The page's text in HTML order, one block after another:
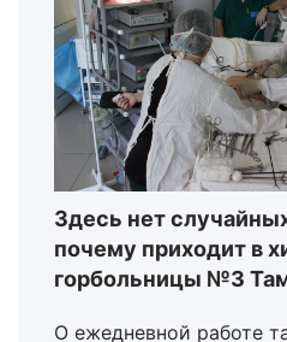
Здесь нет
почему приходит в
горбольницы №3
О ежедневной работе